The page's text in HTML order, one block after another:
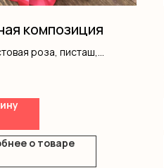
композиция
роза, писташ,
о товаре